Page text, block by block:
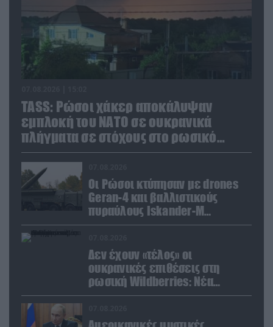
TASS: Ρώσοι χάκερ αποκάλυψαν
εμπλοκή του ΝΑΤΟ σε ουκρανικά
πλήγματα σε στόχους στο ρωσικό
έδαφος!
Οι Ρώσοι κτύπησαν με drones
Geran-4 και βαλλιστικούς
πυραύλους Iskander-M
ουκρανικό τρένο με
Δεν έχουν «τέλος» οι
ουκρανικές επιθέσεις στη
ρωσική Wildberries: Νέα
πλήγματα σε εγκαταστάσεις στα